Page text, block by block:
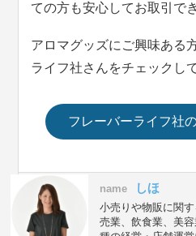
ての方も安心してお取引で
アロマグッズにご興味ある
ライフ社さんをチェックし
フレーバーライフ社
name しほ
小売りや物販に関
売業、飲食業、美